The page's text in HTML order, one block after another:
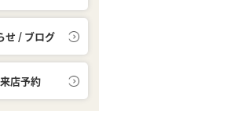
せ / ブログ
店予約